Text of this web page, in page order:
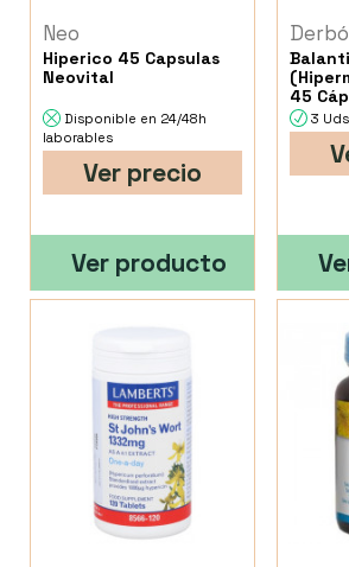
Neo
Hiperico 45 Capsulas
Neovital
Disponible en 24/48h
laborables
Ver precio
Ver producto
45
3